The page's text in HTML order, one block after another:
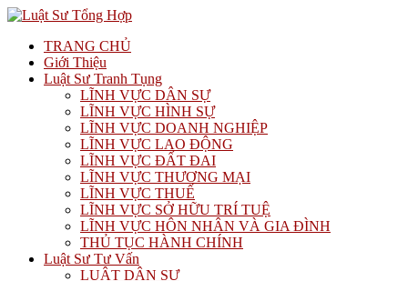
TRANG CHỦ
Giới Thiệu
Luật Sư Tranh Tụng
LĨNH VỰC DÂN SỰ
LĨNH VỰC HÌNH SỰ
LĨNH VỰC DOANH NGHIỆP
LĨNH VỰC LAO ĐỘNG
LĨNH VỰC ĐẤT ĐAI
LĨNH VỰC THƯƠNG MẠI
LĨNH VỰC THUẾ
LĨNH VỰC SỞ HỮU TRÍ TUỆ
LĨNH VỰC HÔN NHÂN VÀ GIA ĐÌNH
THỦ TỤC HÀNH CHÍNH
Luật Sư Tư Vấn
LUẬT DÂN SỰ